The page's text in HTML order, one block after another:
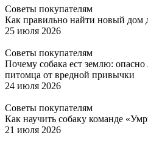
Советы покупателям
Как правильно найти новый дом
25 июля 2026
Советы покупателям
Почему собака ест землю: опасно
питомца от вредной привычки
24 июля 2026
Советы покупателям
Как научить собаку команде
21 июля 2026